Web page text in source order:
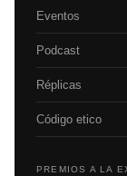
Eventos
Podcast
Réplicas
Código etico
PREMIOS A LA